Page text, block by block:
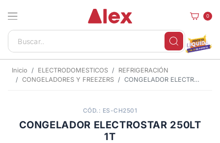
0
Inicio ELECTRODOMESTICOS
REFRIGERACIÓN
CONGELADORES Y FREEZERS
CONGELADOR ELECTROSTAR 250LT 1T
CÓD.: ES-CH2501
CONGELADOR ELECTROSTAR 250LT
1T